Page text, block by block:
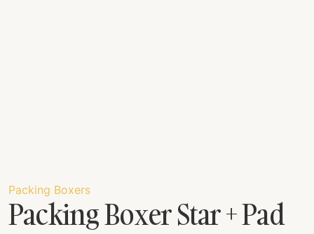
Packing Boxers
Packing Boxer Star + Pad